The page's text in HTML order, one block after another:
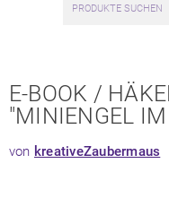
E-BOOK /
"MINIENGEL
von kreativeZaubermaus